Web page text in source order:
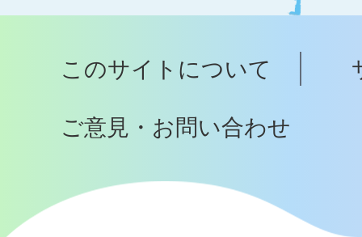
ッ
へ
このサイトについて
ご意見・お問い合わせ